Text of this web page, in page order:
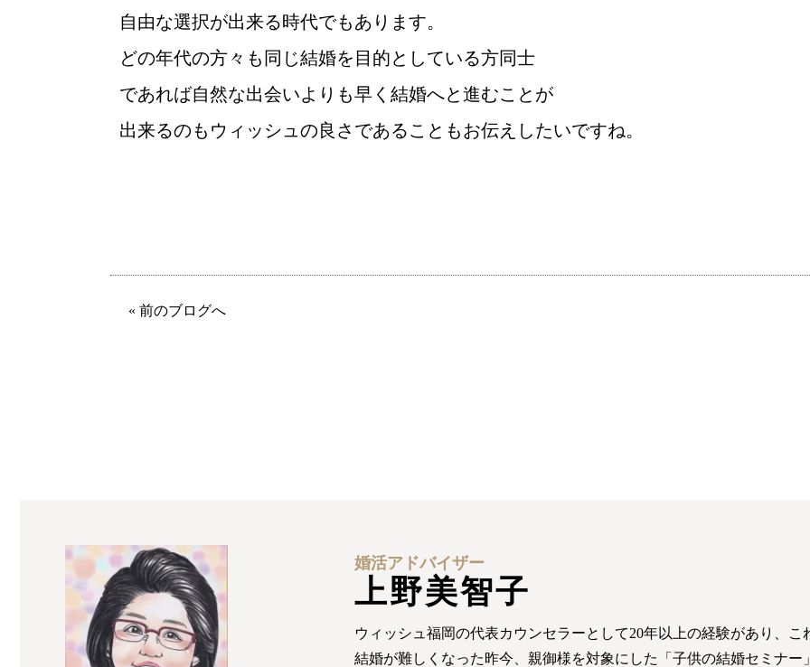
自由な選択が出来る時代でもあります。
どの年代の方々も同じ結婚を目的としている方同士
であれば自然な出会いよりも早く結婚へと進むことが
出来るのもウィッシュの良さであることもお伝えしたいですね。
« 前のブログへ
婚活アドバイザー
上野美智子
ウィッシュ福岡の代表カウンセラーとして20年以上の経験があり、こ
結婚が難しくなった昨今、親御様を対象にした「子供の結婚セミナー